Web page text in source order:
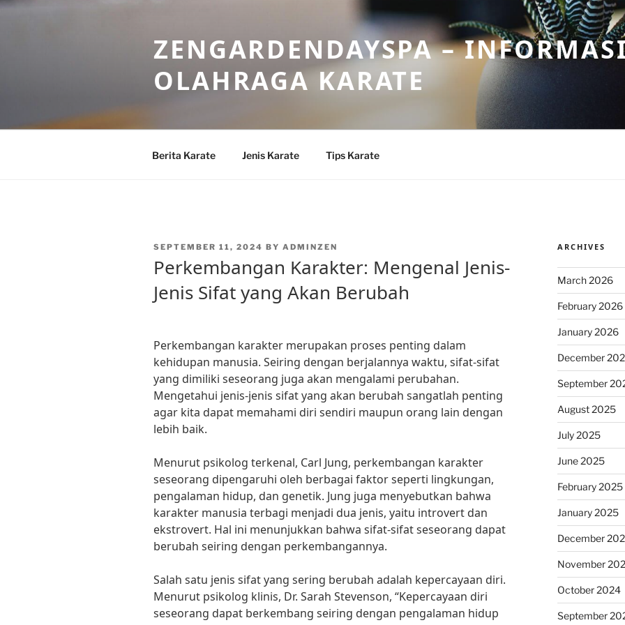
Skip
ZENGARDENDAYSPA –
OLAHRAGA KARATE
Berita Karate Jenis Karate Tips Karate
POSTED
SEPTEMBER 11, 2024 BY ADMINZEN
Perkembangan Karakter: Mengenal Jenis-
Jenis Sifat yang Akan Berubah
Perkembangan karakter merupakan proses penting dalam
kehidupan manusia. Seiring dengan berjalannya waktu, sifat-sifat
yang dimiliki seseorang juga akan mengalami perubahan.
Mengetahui jenis-jenis sifat yang akan berubah sangatlah penting
agar kita dapat memahami diri sendiri maupun orang lain dengan
lebih baik.
Menurut psikolog terkenal, Carl Jung, perkembangan karakter
seseorang dipengaruhi oleh berbagai faktor seperti lingkungan,
pengalaman hidup, dan genetik. Jung juga menyebutkan bahwa
karakter manusia terbagi menjadi dua jenis, yaitu introvert dan
ekstrovert. Hal ini menunjukkan bahwa sifat-sifat seseorang dapat
berubah seiring dengan perkembangannya.
Salah satu jenis sifat yang sering berubah adalah kepercayaan diri.
Menurut psikolog klinis, Dr. Sarah Stevenson, “Kepercayaan diri
seseorang dapat berkembang seiring dengan pengalaman hidup
ARCHIVES
March 2026
February 2026
January 2026
December
September
August 2025
July 2025
June 2025
February 2025
January 2025
December
November
October 2024
September